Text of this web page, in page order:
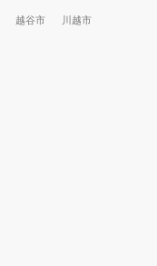
越谷市
川越市